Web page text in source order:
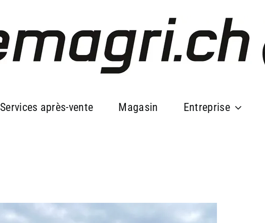
Services après-vente Magasin Entreprise